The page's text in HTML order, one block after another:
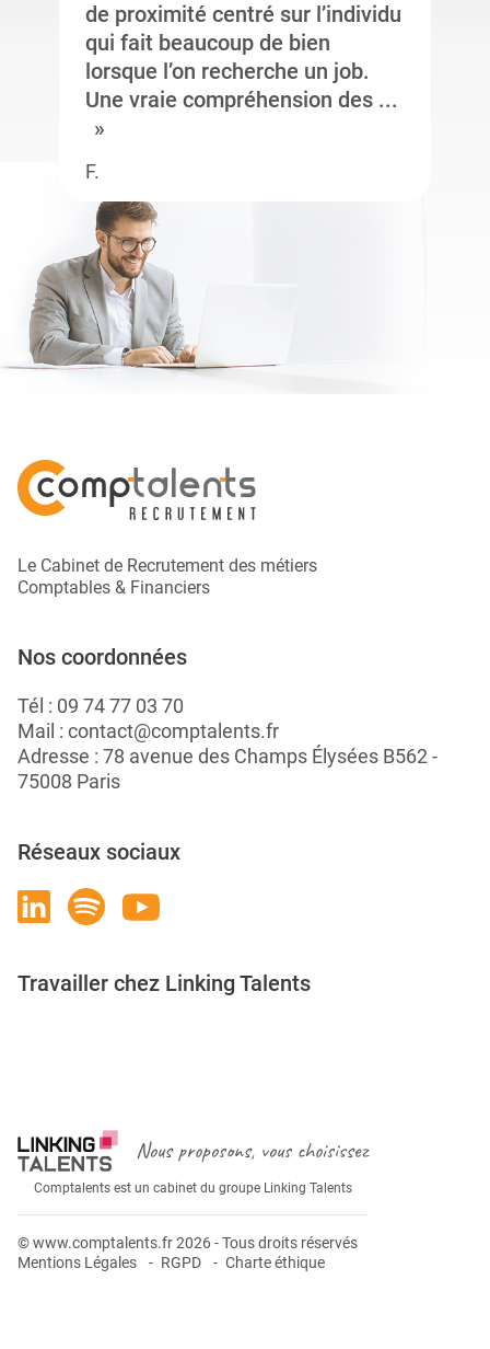
de proximité centré sur l’individu
qui fait beaucoup de bien
lorsque l’on recherche un job.
Une vraie compréhension des ...
F.
Le Cabinet de Recrutement des métiers
Comptables & Financiers
Nos coordonnées
Tél : 09 74 77 03 70
Mail : contact@comptalents.fr
Adresse : 78 avenue des Champs Élysées B562 -
75008 Paris
Réseaux sociaux
Travailler chez Linking Talents
Nous proposons, vous choisissez
Comptalents est un cabinet du groupe Linking Talents
© www.comptalents.fr 2026 - Tous droits réservés
Mentions Légales
RGPD Charte éthique